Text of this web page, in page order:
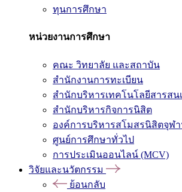
ทุนการศึกษา
หน่วยงานการศึกษา
คณะ วิทยาลัย และสถาบัน
สำนักงานการทะเบียน
สำนักบริหารเทคโนโลยีสารสน
สำนักบริหารกิจการนิสิต
องค์การบริหารสโมสรนิสิตจุฬา
ศูนย์การศึกษาทั่วไป
การประเมินออนไลน์ (MCV)
วิจัยและนวัตกรรม
ย้อนกลับ